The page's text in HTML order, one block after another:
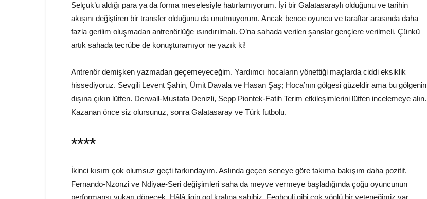
Selçuk’u aldığı para ya da forma meselesiyle hatırlamıyorum. İyi bir Galatasaraylı olduğunu ve tarihin
akışını değiştiren bir transfer olduğunu da unutmuyorum. Ancak bence oyuncu ve taraftar arasında daha
fazla gerilim oluşmadan antrenörlüğe ısındırılmalı. O’na sahada verilen şanslar gençlere verilmeli. Çünkü
artık sahada tecrübe de konuşturamıyor ne yazık ki!
Antrenör demişken yazmadan geçemeyeceğim. Yardımcı hocaların yönettiği maçlarda ciddi eksiklik
hissediyoruz. Sevgili Levent Şahin, Ümit Davala ve Hasan Şaş; Hoca’nın gölgesi güzeldir ama bu gölgenin
dışına çıkın lütfen. Derwall-Mustafa Denizli, Sepp Piontek-Fatih Terim etkileşimlerini lütfen incelemeye alın.
Kazanan önce siz olursunuz, sonra Galatasaray ve Türk futbolu.
****
İkinci kısım çok olumsuz geçti farkındayım. Aslında geçen seneye göre takıma bakışım daha pozitif.
Fernando-Nzonzi ve Ndiyae-Seri değişimleri saha da meyve vermeye başladığında çoğu oyuncunun
performansı yukarı dönecek. Hâlâ ligin gol kralına sahibiz, Feghouli gibi çok yönlü bir yeteneğimiz var.